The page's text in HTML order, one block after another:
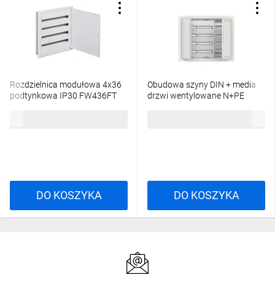
Rozdzielnica modułowa 4x36
podtynkowa IP30 FW436FT
DO KOSZYKA
Obudowa szyny DIN + media
drzwi wentylowane N+PE
DO KOSZYKA